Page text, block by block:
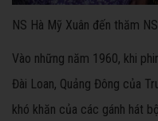
NS Hà Mỹ Xuân đến thăm
Vào những năm 1960, khi
Đài Loan, Quảng Đông của
khó khăn của các gánh hát